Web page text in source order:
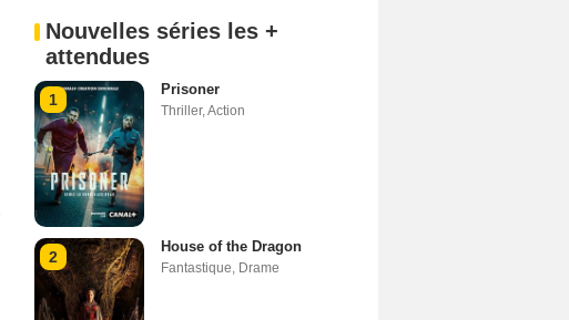
Nouvelles séries les +
attendues
1
Prisoner
Thriller,Action
2
House of the Dragon
Fantastique, Drame